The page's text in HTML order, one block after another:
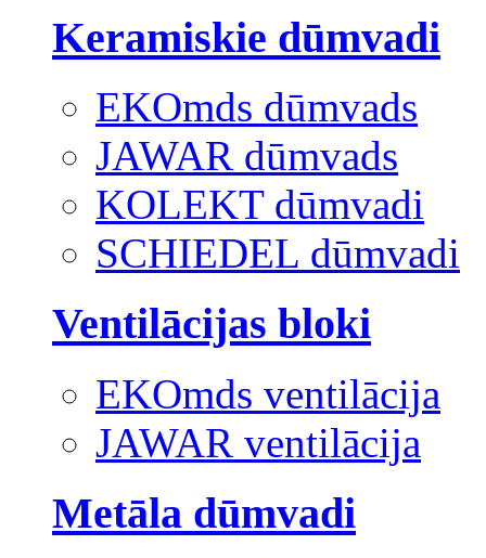
Keramiskie dūmvadi
EKOmds dūmvads
JAWAR dūmvads
KOLEKT dūmvadi
SCHIEDEL dūmvadi
Ventilācijas bloki
EKOmds ventilācija
JAWAR ventilācija
Metāla dūmvadi